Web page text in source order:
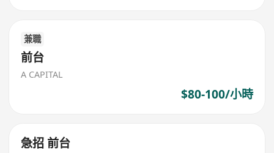
兼職
前台
A CAPITAL
$80-100/小時
急招 前台